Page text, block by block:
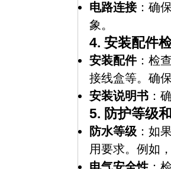
电路连接：确
象。
4. 安装配件
安装配件：检
接线盒等。确
安装说明书 ：
5. 防护等级
防水等级 ：如
用要求。例如